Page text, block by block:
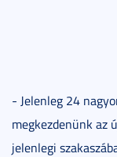
- Jelenleg 24
megkezdenünk az
jelenlegi